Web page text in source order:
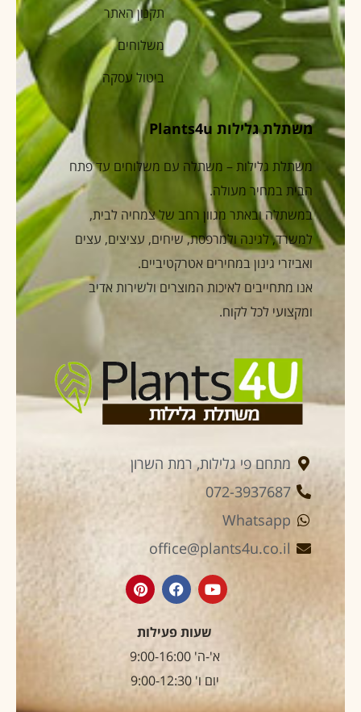
תקנון האתר
משלוחים
ביטול עסקה
משתלת גלילות Plants4u
משתלת גלילות – משתלה עם משלוחים עד פתח
הבית במחיר מעולה.
במשתלה ובאתר מגוון רחב של צמחיה לבית,
למשרד, לגינה ולמרפסת, שיחים, עציצים, עצים
ואביזרי גינון במחירים אטרקטיביים.
אנו מתחייבים לאיכות המוצרים ולשירות אדיב
ומקצועי לכל לקוח.
מתחם פי גלילות, רמת השרון
072-3937687
Whatsapp
office@plants4u.co.il
שעות פעילות
א'-ה' 9:00-16:00
יום ו' 9:00-12:30